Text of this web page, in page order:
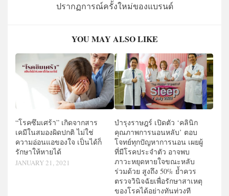
ปรากฏการณ์ครั้งใหม่ของแบรนด์
YOU MAY ALSO LIKE
“โรคซึมเศร้า” เกิดจากสาร
เคมีในสมองผิดปกติ ไม่ใช่
ความอ่อนแอของใจ เป็นได้ก็
รักษาให้หายได้
JANUARY 21, 2021
บำรุงราษฎร์ เปิดตัว ‘คลินิก
คุณภาพการนอนหลับ’ ตอบ
โจทย์ทุกปัญหาการนอน เผยผู้
ที่มีโรคประจำตัว อาจพบ
ภาวะหยุดหายใจขณะหลับ
ร่วมด้วย สูงถึง 50% ย้ำควร
ตรวจวินิจฉัยเพื่อรักษาสาเหตุ
ของโรคได้อย่างทันท่วงที